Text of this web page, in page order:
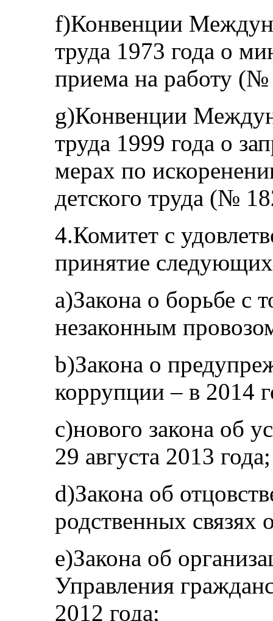
f)Конвенции
труда 1973 года о
приема на работу
g)Конвенции
труда 1999 года о
мерах по
детского труда (№
4.Комитет с
принятие
a)Закона о борьбе с
незаконным
b)Закона о
коррупции – в 2014
c)нового закона об
29 августа 2013 года;
d)Закона об
родственных связях
e)Закона об
Управления
2012 года;